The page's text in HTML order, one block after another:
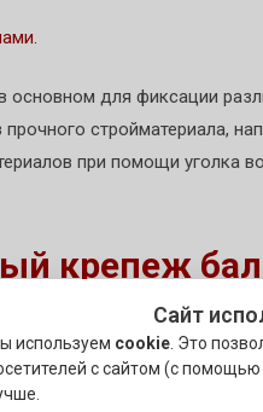
основном для фиксации
стройматериала,
при помощи уголка
крепеж
балки
необходим в
большой метраж этого
обуславливает
Сайт
используем cookie . Это
с сайтом (с